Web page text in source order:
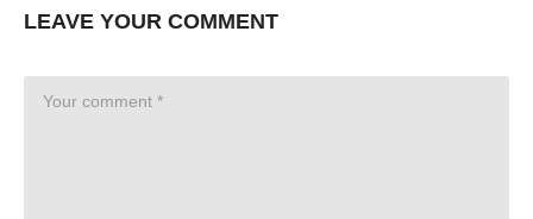
LEAVE YOUR COMMENT